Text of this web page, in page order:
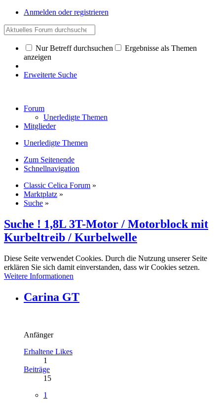
Anmelden oder registrieren
Nur Betreff durchsuchen
Ergebnisse als Themen
anzeigen
Erweiterte Suche
Forum
Unerledigte Themen
Mitglieder
Unerledigte Themen
Zum Seitenende
Schnellnavigation
Classic Celica Forum »
Marktplatz »
Suche »
Suche ! 1,8L 3T-Motor / Motorblock mit
Kurbeltreib / Kurbelwelle
Diese Seite verwendet Cookies. Durch die Nutzung unserer Seite
erklären Sie sich damit einverstanden, dass wir Cookies setzen.
Weitere Informationen
Carina GT
Anfänger
Erhaltene Likes
1
Beiträge
15
1